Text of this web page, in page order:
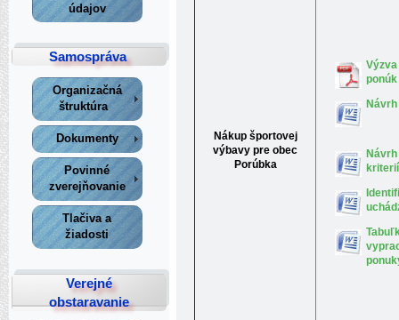
údajov
Samospráva
Organizačná
štruktúra
Dokumenty
Povinné
zverejňovanie
Tlačiva a
žiadosti
Verejné
obstaravanie
Nákup športovej
výbavy pre obec
Porúbka
ponúk
Návrh
kriterií